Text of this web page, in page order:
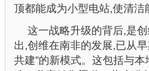
顶都能成为小型电站,使清
这一战略升级的背后,是
出,创维在南非的发展,已从
共建”的新模式。这包括与